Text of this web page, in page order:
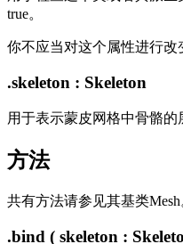
true。
你不应当对这个属性进行改
.skeleton : Skeleton
用于表示蒙皮网格中骨骼的
方法
共有方法请参见其基类Mesh
.bind ( skeleton :